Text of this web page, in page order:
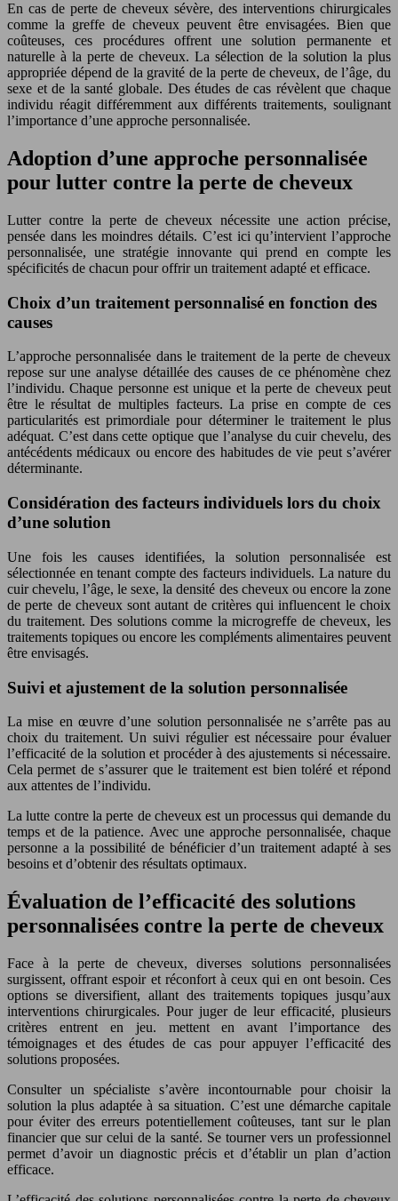
En cas de perte de cheveux sévère, des interventions chirurgicales
comme la greffe de cheveux peuvent être envisagées. Bien que
coûteuses, ces procédures offrent une solution permanente et
naturelle à la perte de cheveux. La sélection de la solution la plus
appropriée dépend de la gravité de la perte de cheveux, de l’âge, du
sexe et de la santé globale. Des études de cas révèlent que chaque
individu réagit différemment aux différents traitements, soulignant
l’importance d’une approche personnalisée.
Adoption d’une approche personnalisée
pour lutter contre la perte de cheveux
Lutter contre la perte de cheveux nécessite une action précise,
pensée dans les moindres détails. C’est ici qu’intervient l’approche
personnalisée, une stratégie innovante qui prend en compte les
spécificités de chacun pour offrir un traitement adapté et efficace.
Choix d’un traitement personnalisé en fonction des
causes
L’approche personnalisée dans le traitement de la perte de cheveux
repose sur une analyse détaillée des causes de ce phénomène chez
l’individu. Chaque personne est unique et la perte de cheveux peut
être le résultat de multiples facteurs. La prise en compte de ces
particularités est primordiale pour déterminer le traitement le plus
adéquat. C’est dans cette optique que l’analyse du cuir chevelu, des
antécédents médicaux ou encore des habitudes de vie peut s’avérer
déterminante.
Considération des facteurs individuels lors du choix
d’une solution
Une fois les causes identifiées, la solution personnalisée est
sélectionnée en tenant compte des facteurs individuels. La nature du
cuir chevelu, l’âge, le sexe, la densité des cheveux ou encore la zone
de perte de cheveux sont autant de critères qui influencent le choix
du traitement. Des solutions comme la microgreffe de cheveux, les
traitements topiques ou encore les compléments alimentaires peuvent
être envisagés.
Suivi et ajustement de la solution personnalisée
La mise en œuvre d’une solution personnalisée ne s’arrête pas au
choix du traitement. Un suivi régulier est nécessaire pour évaluer
l’efficacité de la solution et procéder à des ajustements si nécessaire.
Cela permet de s’assurer que le traitement est bien toléré et répond
aux attentes de l’individu.
La lutte contre la perte de cheveux est un processus qui demande du
temps et de la patience. Avec une approche personnalisée, chaque
personne a la possibilité de bénéficier d’un traitement adapté à ses
besoins et d’obtenir des résultats optimaux.
Évaluation de l’efficacité des solutions
personnalisées contre la perte de cheveux
Face à la perte de cheveux, diverses solutions personnalisées
surgissent, offrant espoir et réconfort à ceux qui en ont besoin. Ces
options se diversifient, allant des traitements topiques jusqu’aux
interventions chirurgicales. Pour juger de leur efficacité, plusieurs
critères entrent en jeu. mettent en avant l’importance des
témoignages et des études de cas pour appuyer l’efficacité des
solutions proposées.
Consulter un spécialiste s’avère incontournable pour choisir la
solution la plus adaptée à sa situation. C’est une démarche capitale
pour éviter des erreurs potentiellement coûteuses, tant sur le plan
financier que sur celui de la santé. Se tourner vers un professionnel
permet d’avoir un diagnostic précis et d’établir un plan d’action
efficace.